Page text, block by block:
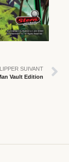
SUIVANT
Vault Edition